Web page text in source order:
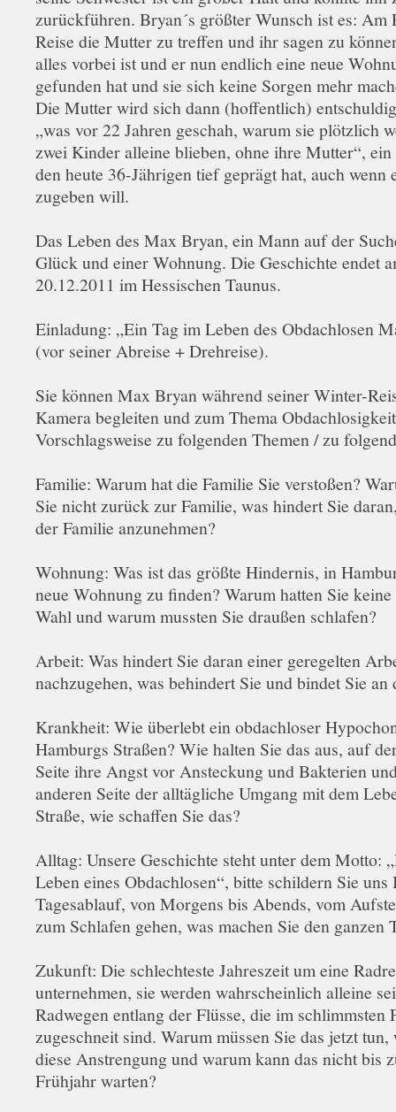
zurückführen. Bryan´s größter Wunsch ist es: Am
Reise die Mutter zu treffen und ihr sagen zu
alles vorbei ist und er nun endlich eine neue
gefunden hat und sie sich keine Sorgen mehr
Die Mutter wird sich dann (hoffentlich)
„was vor 22 Jahren geschah, warum sie plötzlich
zwei Kinder alleine blieben, ohne ihre Mutter“,
den heute 36-Jährigen tief geprägt hat, auch wenn
zugeben will.
Das Leben des Max Bryan, ein Mann auf der
Glück und einer Wohnung. Die Geschichte endet
20.12.2011 im Hessischen Taunus.
Einladung: „Ein Tag im Leben des Obdachlosen
(vor seiner Abreise + Drehreise).
Sie können Max Bryan während seiner Winter-
Kamera begleiten und zum Thema
Vorschlagsweise zu folgenden Themen / zu
Familie: Warum hat die Familie Sie verstoßen?
Sie nicht zurück zur Familie, was hindert Sie
der Familie anzunehmen?
Wohnung: Was ist das größte Hindernis, in
neue Wohnung zu finden? Warum hatten Sie keine
Wahl und warum mussten Sie draußen schlafen?
Arbeit: Was hindert Sie daran einer geregelten
nachzugehen, was behindert Sie und bindet Sie an
Krankheit: Wie überlebt ein obdachloser
Hamburgs Straßen? Wie halten Sie das aus, auf
Seite ihre Angst vor Ansteckung und Bakterien
anderen Seite der alltägliche Umgang mit dem
Straße, wie schaffen Sie das?
Alltag: Unsere Geschichte steht unter dem Motto:
Leben eines Obdachlosen“, bitte schildern Sie uns
Tagesablauf, von Morgens bis Abends, vom
zum Schlafen gehen, was machen Sie den ganzen
Zukunft: Die schlechteste Jahreszeit um eine
unternehmen, sie werden wahrscheinlich alleine
Radwegen entlang der Flüsse, die im schlimmsten
zugeschneit sind. Warum müssen Sie das jetzt tun,
diese Anstrengung und warum kann das nicht bis
Frühjahr warten?